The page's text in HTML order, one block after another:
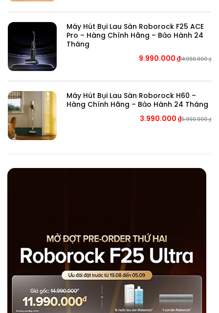
Máy Hút Bụi Lau Sàn Roborock F25 ACE
Pro – Hàng Chính Hãng – Bảo Hành 24
Tháng
14.990.000₫
9.990.000 ₫
Máy Hút Bụi Lau Sàn Roborock H60 –
Hàng Chính Hãng – Bảo Hành 24 Tháng
5.990.000₫
3.990.000 ₫